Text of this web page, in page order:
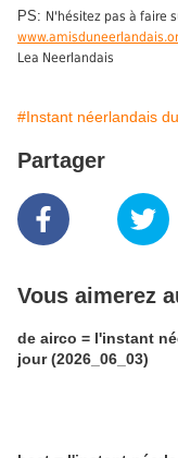
PS: N'hésitez pas à faire
Lea Neerlandais
#Instant néerlandais
Partager
Vous aimerez
de airco = l'instant
jour (2026_06_03)